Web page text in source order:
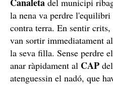
del municipi
la nena va perdre
contra terra. En sentir crits,
van sortir immediatament
la seva filla. Sense perdre
anar ràpidament al CAP
atenguessin el nadó, que